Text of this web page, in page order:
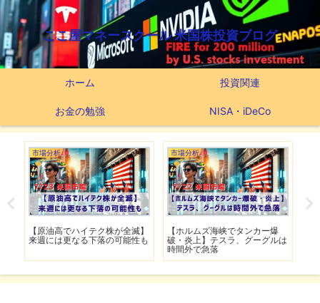
ここ屋マネースクール 米国株投資ブログ
ホーム 投資関連
お金の勉強 NISA・iDeCo
市場分析
【原油高でハイテク株が全滅】
来週には更なる下落の可能性も
市場分析
【ホルムズ海峡でタンカー爆
破・炎上】テスラ、グーグルは
時間外で急落